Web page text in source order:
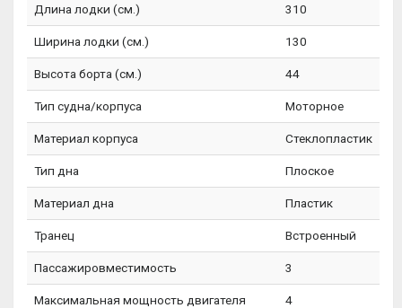
Длина лодки (см.) 310
Ширина лодки (см.) 130
Высота борта (см.) 44
Тип судна/корпуса Моторное
Материал корпуса Стеклопластик
Тип дна Плоское
Материал дна Пластик
Транец Встроенный
Пассажировместимость 3
Максимальная мощность двигателя
4